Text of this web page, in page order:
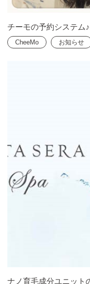
チーモの予約システム♪
CheeMo お知らせ
ナノ育毛成分ユニット